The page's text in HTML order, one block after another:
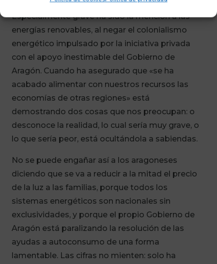
Especialmente grave ha sido la mención a las
energías renovables, al negar el colonialismo
energético impulsado por la iniciativa privada
con el apoyo inestimable del Gobierno de
Aragón. Cuando ha asegurado que «se ha
acabado alimentar con nuestros recursos las
economías de otras regiones» está
demostrando dos cosas que nos preocupan: o
desconoce la realidad, lo cual sería muy grave, o
lo que sería peor, está ocultándola a sabiendas.
No se puede engañar así a los aragoneses
diciendo que se va a reducir a la mitad el precio
de la luz a las familias, porque todos los
sistemas energéticos son nacionales sin
exclusividades, y porque el propio Gobierno de
Aragón está paralizando la resolución de las
ayudas a autoconsumo de una forma
lamentable. Las cifras no mienten: solo ha